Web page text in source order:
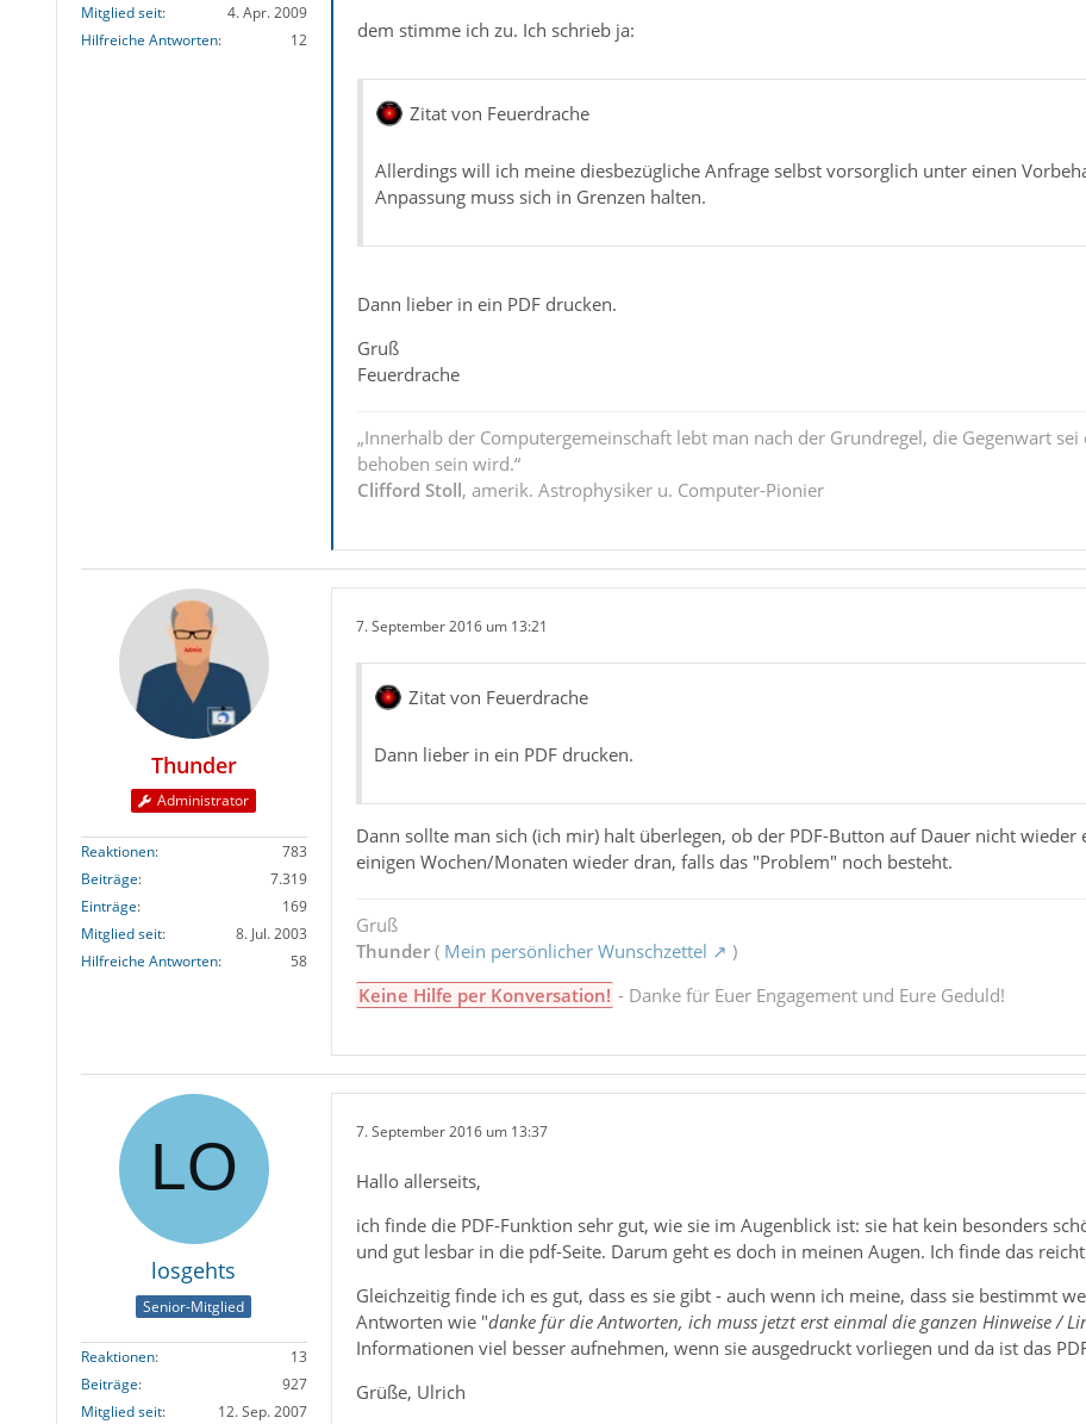
Mitglied seit
4. Apr. 2009
Hilfreiche Antworten
12 dem stimme ich zu. Ich schrieb ja:
Zitat von Feuerdrache
Allerdings will ich meine diesbezügliche Anfrage selbst vorsorglich unter einen
Anpassung muss sich in Grenzen halten.
Dann lieber in ein PDF drucken.
Gruß
Feuerdrache
„Innerhalb der Computergemeinschaft lebt man nach der Grundregel, die Gegenwart
behoben sein wird.“
Clifford Stoll, amerik. Astrophysiker u. Computer-Pionier
Thunder
Administrator
Reaktionen
783
Beiträge
7.319
Einträge
169
Mitglied seit
8. Jul. 2003
Hilfreiche Antworten
58
7. September 2016 um 13:21
Zitat von Feuerdrache
Dann lieber in ein PDF drucken.
Dann sollte man sich (ich mir) halt überlegen, ob der PDF-Button auf Dauer nicht
einigen Wochen/Monaten wieder dran, falls das "Problem" noch besteht.
Gruß
Thunder( Mein persönlicher Wunschzettel
)
Keine Hilfe per Konversation! - Danke für Euer Engagement und Eure Geduld!
losgehts
Senior-Mitglied
Reaktionen
13
Beiträge
927
Mitglied seit
12. Sep. 2007
7. September 2016 um 13:37
Hallo allerseits,
ich finde die PDF-Funktion sehr gut, wie sie im Augenblick ist: sie hat kein besonders
und gut lesbar in die pdf-Seite. Darum geht es doch in meinen Augen. Ich finde das
Gleichzeitig finde ich es gut, dass es sie gibt - auch wenn ich meine, dass sie bestimmt
Antworten wie "danke für die Antworten, ich muss jetzt erst einmal die ganzen Hinweise /
Informationen viel besser aufnehmen, wenn sie ausgedruckt vorliegen und da ist das
Grüße, Ulrich